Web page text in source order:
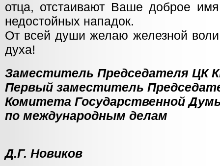
отца, отстаивают Ваше доброе
недостойных нападок.
От всей души желаю железной
духа!
Заместитель Председателя ЦК
Первый заместитель
Комитета Государственной
по
Д.Г. Новиков